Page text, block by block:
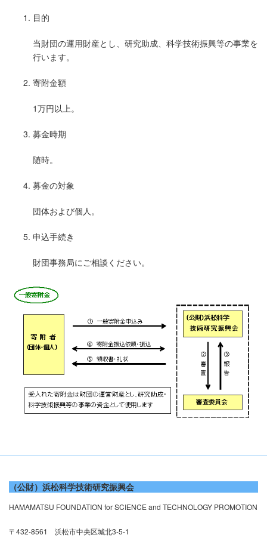
目的
当財団の運用財産とし、研究助成、科学技術振興等の事業を
行います。
寄附金額
1万円以上。
募金時期
随時。
募金の対象
団体および個人。
申込手続き
財団事務局にご相談ください。
（公財）浜松科学技術研究振興会
HAMAMATSU FOUNDATION for SCIENCE and TECHNOLOGY PROMOTION
〒432-8561 浜松市中央区城北3-5-1